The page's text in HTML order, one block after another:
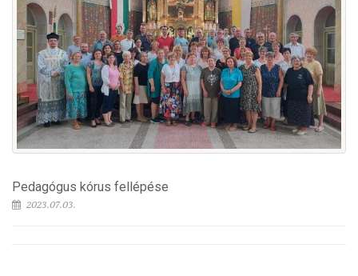
Pedagógus kórus fellépése
2023.07.03.